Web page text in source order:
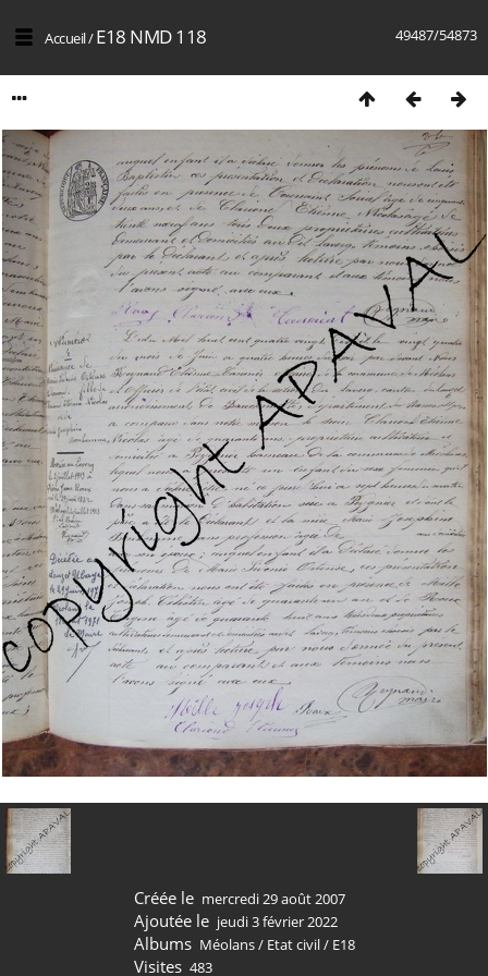
49487/54873
Accueil/E18 NMD 118
Créée le mercredi 29 août 2007
Ajoutée le jeudi 3 février 2022
Albums Méolans/ Etat civil/ E18
Visites 483